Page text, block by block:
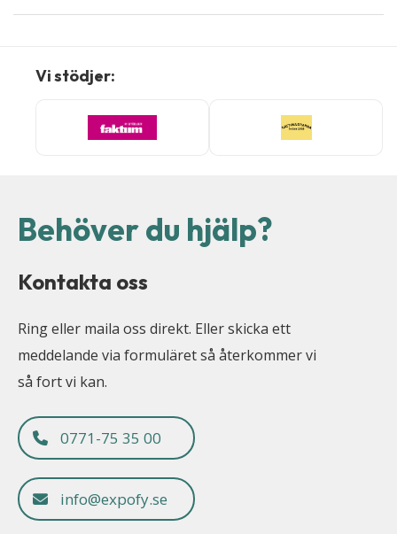
Vi stödjer:
Behöver du hjälp?
Kontakta oss
Ring eller maila oss direkt. Eller skicka ett
meddelande via formuläret så återkommer vi
så fort vi kan.
0771-75 35 00
info@expofy.se